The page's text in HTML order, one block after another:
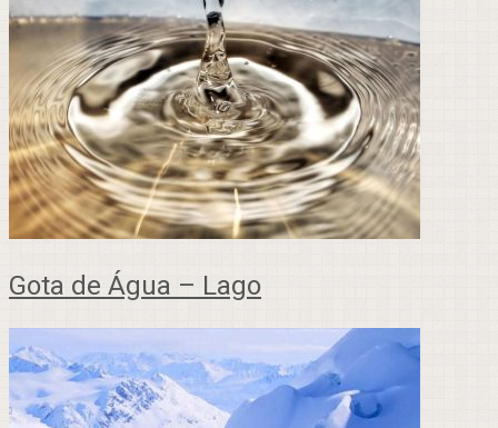
Gota de Água – Lago